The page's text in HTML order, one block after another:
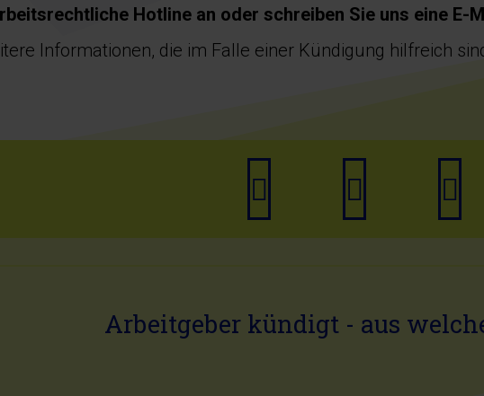
Hotline an oder schreiben Sie uns eine E-
Informationen, die im Falle einer Kündigung hilfreich
Anrufen
Arbeitgeber kündigt - aus